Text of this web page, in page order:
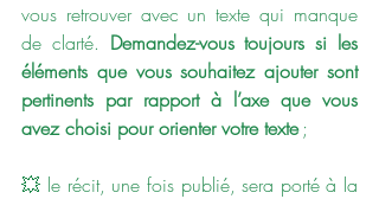
vous retrouver avec un texte qui manque
de clarté. Demandez-vous toujours si les
éléments que vous souhaitez ajouter sont
pertinents par rapport à l’axe que vous
avez choisi pour orienter votre texte ;
💥 le récit, une fois publié, sera porté à la